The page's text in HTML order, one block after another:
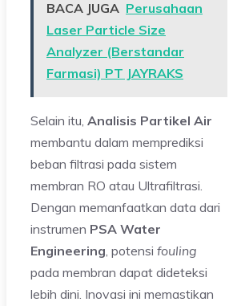
BACA JUGA Perusahaan
Laser Particle Size
Analyzer (Berstandar
Farmasi) PT JAYRAKS
Selain itu, Analisis Partikel Air
membantu dalam memprediksi
beban filtrasi pada sistem
membran RO atau Ultrafiltrasi.
Dengan memanfaatkan data dari
instrumen PSA Water
Engineering , potensi fouling
pada membran dapat dideteksi
lebih dini. Inovasi ini memastikan